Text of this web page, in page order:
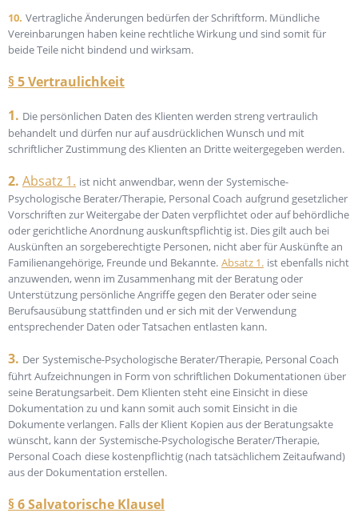
10. Vertragliche Änderungen bedürfen der Schriftform. Mündliche
Vereinbarungen haben keine rechtliche Wirkung und sind somit für
beide Teile nicht bindend und wirksam.
§ 5 Vertraulichkeit
1. Die persönlichen Daten des Klienten werden streng vertraulich
behandelt und dürfen nur auf ausdrücklichen Wunsch und mit
schriftlicher Zustimmung des Klienten an Dritte weitergegeben werden.
2. Absatz 1. ist nicht anwendbar, wenn der Systemische-
Psychologische Berater/Therapie, Personal Coach aufgrund gesetzlicher
Vorschriften zur Weitergabe der Daten verpflichtet oder auf behördliche
oder gerichtliche Anordnung auskunftspflichtig ist. Dies gilt auch bei
Auskünften an sorgeberechtigte Personen, nicht aber für Auskünfte an
Familienangehörige, Freunde und Bekannte. Absatz 1. ist ebenfalls nicht
anzuwenden, wenn im Zusammenhang mit der Beratung oder
Unterstützung persönliche Angriffe gegen den Berater oder seine
Berufsausübung stattfinden und er sich mit der Verwendung
entsprechender Daten oder Tatsachen entlasten kann.
3. Der Systemische-Psychologische Berater/Therapie, Personal Coach
führt Aufzeichnungen in Form von schriftlichen Dokumentationen über
seine Beratungsarbeit. Dem Klienten steht eine Einsicht in diese
Dokumentation zu und kann somit auch somit Einsicht in die
Dokumente verlangen. Falls der Klient Kopien aus der Beratungsakte
wünscht, kann der Systemische-Psychologische Berater/Therapie,
Personal Coach diese kostenpflichtig (nach tatsächlichem Zeitaufwand)
aus der Dokumentation erstellen.
§ 6 Salvatorische Klausel